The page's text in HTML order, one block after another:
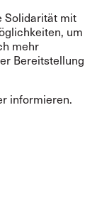
Solidarität mit
um
mehr
Bereitstellung
informieren.